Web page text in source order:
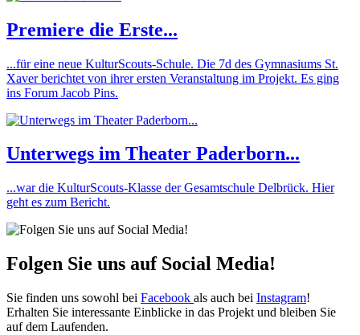
Premiere die Erste...
...für eine neue KulturScouts-Schule. Die 7d des Gymnasiums St.
Xaver berichtet von ihrer ersten Veranstaltung im Projekt. Es ging
ins Forum Jacob Pins.
Unterwegs im Theater Paderborn...
...war die KulturScouts-Klasse der Gesamtschule Delbrück. Hier
geht es zum Bericht.
Folgen Sie uns auf Social Media!
Sie finden uns sowohl bei Facebook als auch bei Instagram!
Erhalten Sie interessante Einblicke in das Projekt und bleiben Sie
auf dem Laufenden.